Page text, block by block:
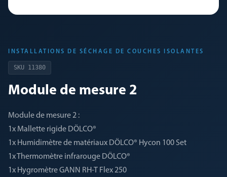
INSTALLATIONS DE SÉCHAGE DE COUCHES ISOLANTES
SKU 11380
Module de mesure 2
Module de mesure 2 :
1x Mallette rigide DÖLCO®
1x Humidimètre de matériaux DÖLCO® Hycon 100 Set
1x Thermomètre infrarouge DÖLCO®
1x Hygromètre GANN RH-T Flex 250